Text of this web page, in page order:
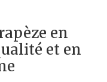
en
et en